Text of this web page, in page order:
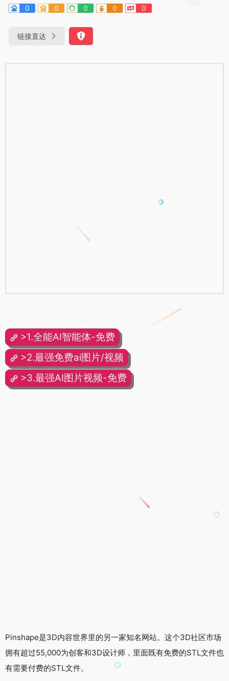
0
0 0 0 0
链接直达
>1.全能AI智能体-免费
>2.最强免费ai图片/视频
>3.最强AI图片视频-免费
Pinshape是3D内容世界里的另一家知名网站。这个3D社区市场
拥有超过55,000为创客和3D设计师，里面既有免费的STL文件也
有需要付费的STL文件。